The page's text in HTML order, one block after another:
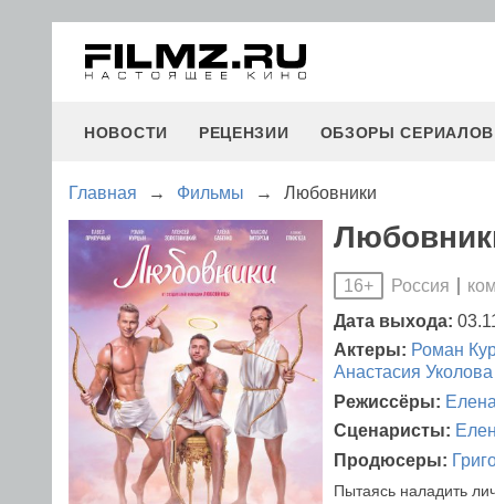
НОВОСТИ РЕЦЕНЗИИ ОБЗОРЫ СЕРИАЛОВ
Главная → Фильмы → Любовники
16+ Россия
Дата выхода:
Актеры: Роман
Анастасия Уколова
Режиссёры:
Сценаристы:
Продюсеры:
Пытаясь наладить